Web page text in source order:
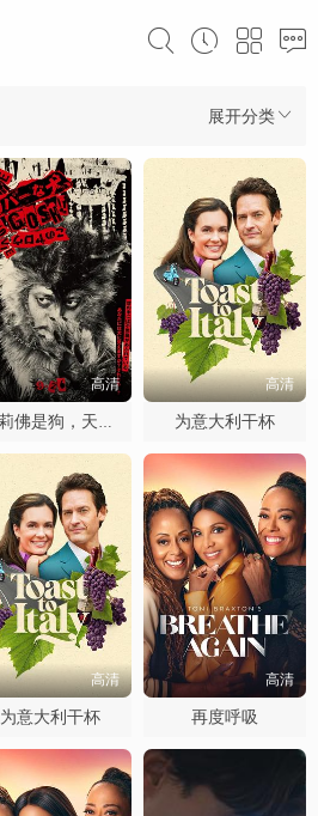
展开分类
高清
奥莉佛是狗，天哪！！这家伙电影版
高清
为意大利干杯
高清
为意大利干杯
高清
再度呼吸